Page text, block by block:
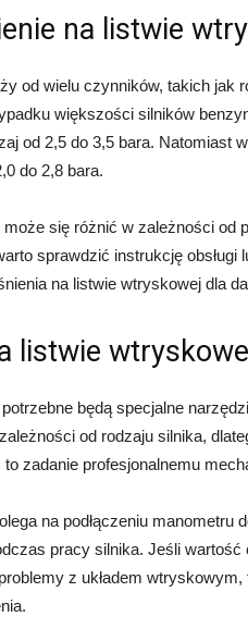
na listwie
od wielu czynników, takich jak
większości silników
od 2,5 do 3,5 bara. Natomiast
do 2,8 bara.
się różnić w zależności od
sprawdzić instrukcję obsługi
na listwie wtryskowej dla
listwie
będą specjalne
od rodzaju silnika,
zadanie profesjonalnemu
na podłączeniu manometru
pracy silnika. Jeśli wartość
z układem wtryskowym,